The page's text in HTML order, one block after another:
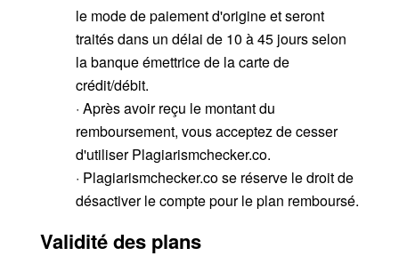
le mode de paiement d'origine et seront
traités dans un délai de 10 à 45 jours selon
la banque émettrice de la carte de
crédit/débit.
· Après avoir reçu le montant du
remboursement, vous acceptez de cesser
d'utiliser Plagiarismchecker.co.
· Plagiarismchecker.co se réserve le droit de
désactiver le compte pour le plan remboursé.
Validité des plans